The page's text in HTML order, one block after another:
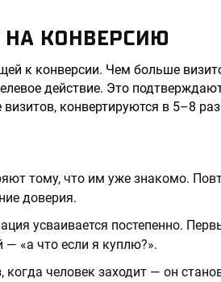
КОНВЕРСИЮ
к конверсии. Чем больше
действие. Это
конвертируются в 5–8
тому, что им уже знакомо.
доверия.
усваивается постепенно.
— «а что если я куплю?».
человек заходит — он